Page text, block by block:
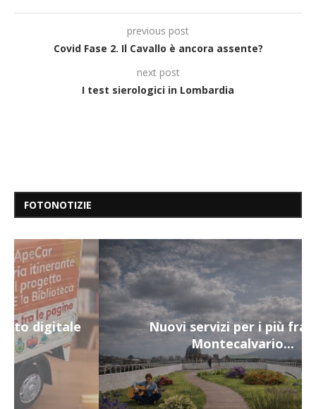
previous post
Covid Fase 2. Il Cavallo è ancora assente?
next post
I test sierologici in Lombardia
FOTONOTIZIE
Nuovi servizi per i più fragili a
Montecalvario...